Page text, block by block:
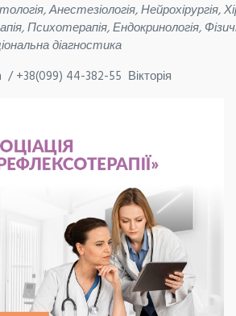
Анестезіологія, Нейрохірургія,
Психотерапія, Ендокринологія,
діагностика
/+38(099) 44-382-55 Вікторія